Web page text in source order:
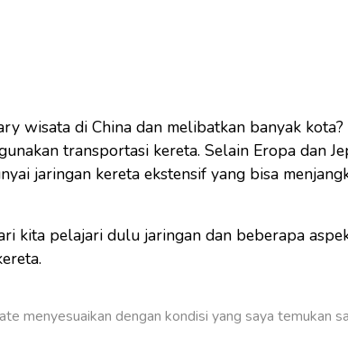
wisata di China dan melibatkan banyak
transportasi kereta. Selain Eropa dan
jaringan kereta ekstensif yang bisa
kita pelajari dulu jaringan dan beberapa
menyesuaikan dengan kondisi yang saya temukan